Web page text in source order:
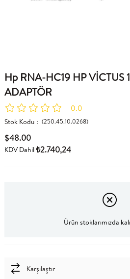
Hp RNA-HC19 HP VİCTUS
ADAPTÖR
0.0
Stok Kodu (250.45.10.0268)
$48.00
KDV Dahil₺2.740,24
Ürün stoklarımızda
Karşılaştır